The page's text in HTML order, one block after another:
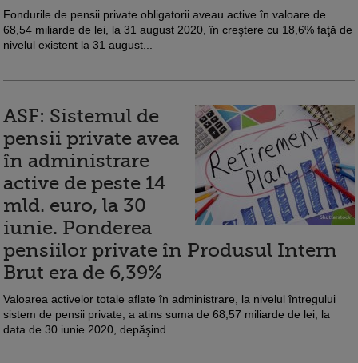
Fondurile de pensii private obligatorii aveau active în valoare de
68,54 miliarde de lei, la 31 august 2020, în creştere cu 18,6% faţă de
nivelul existent la 31 august...
ASF: Sistemul de
pensii private avea
în administrare
active de peste 14
mld. euro, la 30
iunie. Ponderea
pensiilor private în Produsul Intern
Brut era de 6,39%
Valoarea activelor totale aflate în administrare, la nivelul întregului
sistem de pensii private, a atins suma de 68,57 miliarde de lei, la
data de 30 iunie 2020, depăşind...